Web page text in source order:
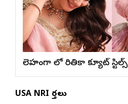
లెహంగా లో రితికా క్యూట్ స్టిల్స్
USA NRI వార్తలు